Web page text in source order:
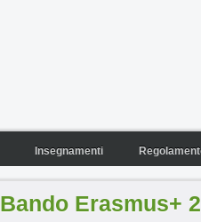
Insegnamenti
Bando Erasmus+